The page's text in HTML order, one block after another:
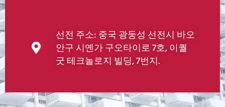
선전 주소: 중국 광둥성 선전시 바오
안구 시옌가 구오타이로 7호, 이퀄
굿 테크놀로지 빌딩, 7번지.